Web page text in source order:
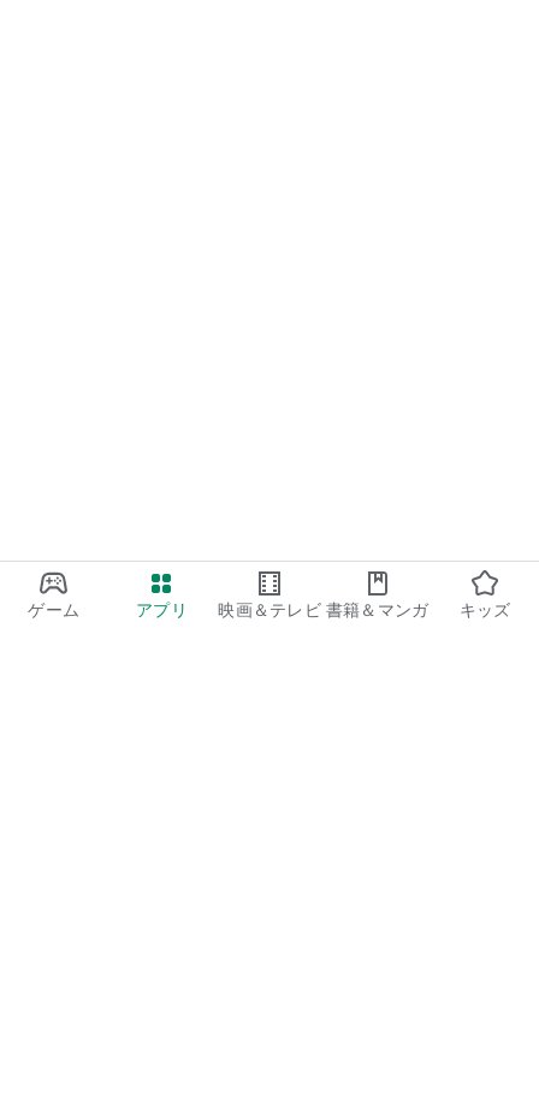
ゲーム アプリ 映画＆テレビ 書籍＆マンガ キッズ